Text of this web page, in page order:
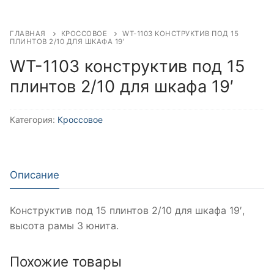
ГЛАВНАЯ КРОССОВОЕ
WT-1103 КОНСТРУКТИВ ПОД 15
ПЛИНТОВ 2/10 ДЛЯ ШКАФА 19′
WT-1103 конструктив под 15
плинтов 2/10 для шкафа 19′
Категория: Кроссовое
Описание
Конструктив под 15 плинтов 2/10 для шкафа 19′,
высота рамы 3 юнита.
Похожие товары